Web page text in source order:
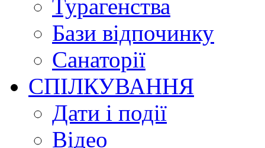
Турагенства
Бази відпочинку
Санаторії
СПІЛКУВАННЯ
Дати і події
Відео